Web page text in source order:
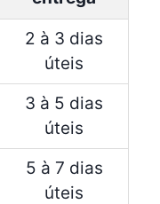
2 à 3 dias
úteis
3 à 5 dias
úteis
5 à 7 dias
úteis